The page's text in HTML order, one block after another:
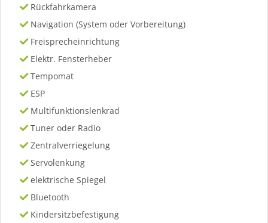
Rückfahrkamera
Navigation (System oder Vorbereitung)
Freisprecheinrichtung
Elektr. Fensterheber
Tempomat
ESP
Multifunktionslenkrad
Tuner oder Radio
Zentralverriegelung
Servolenkung
elektrische Spiegel
Bluetooth
Kindersitzbefestigung